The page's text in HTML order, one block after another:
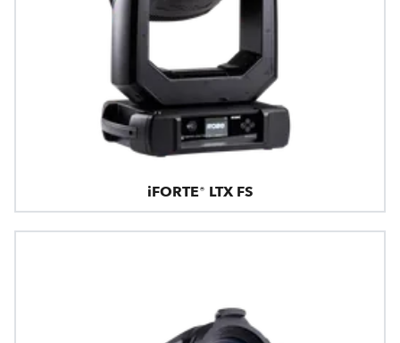
iFORTE® LTX FS